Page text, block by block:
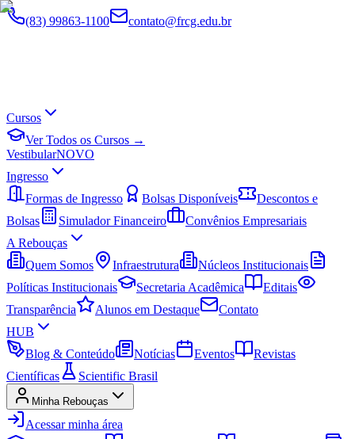
(83) 99863-1100 contato@frcg.edu.br
Cursos
Ver Todos os Cursos →
VestibularNOVO
Ingresso
Formas de Ingresso
Bolsas Disponíveis
Descontos e
Bolsas
Simulador Financeiro
Convênios Empresariais
A Rebouças
Quem Somos
Infraestrutura
Núcleos Institucionais
Políticas Institucionais
Secretaria Acadêmica
Editais
Transparência
Alunos em Destaque
Contato
HUB
Blog & Conteúdo
Notícias Eventos
Revistas
Científicas
Scientific Brasil
Minha Rebouças
Acessar minha área